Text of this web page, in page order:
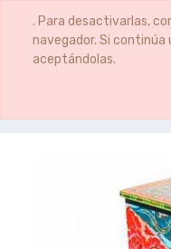
. Para desactivarlas,
navegador. Si
aceptándolas.
COMODA 5